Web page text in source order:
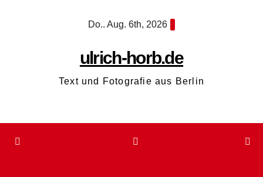
Do.. Aug. 6th, 2026
ulrich-horb.de
Text und Fotografie aus Berlin